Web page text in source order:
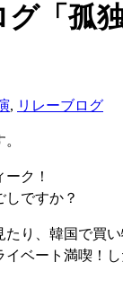
グ「孤
, リレーブログ
ク！
ですか？
り、韓国で買
ベート満喫！し